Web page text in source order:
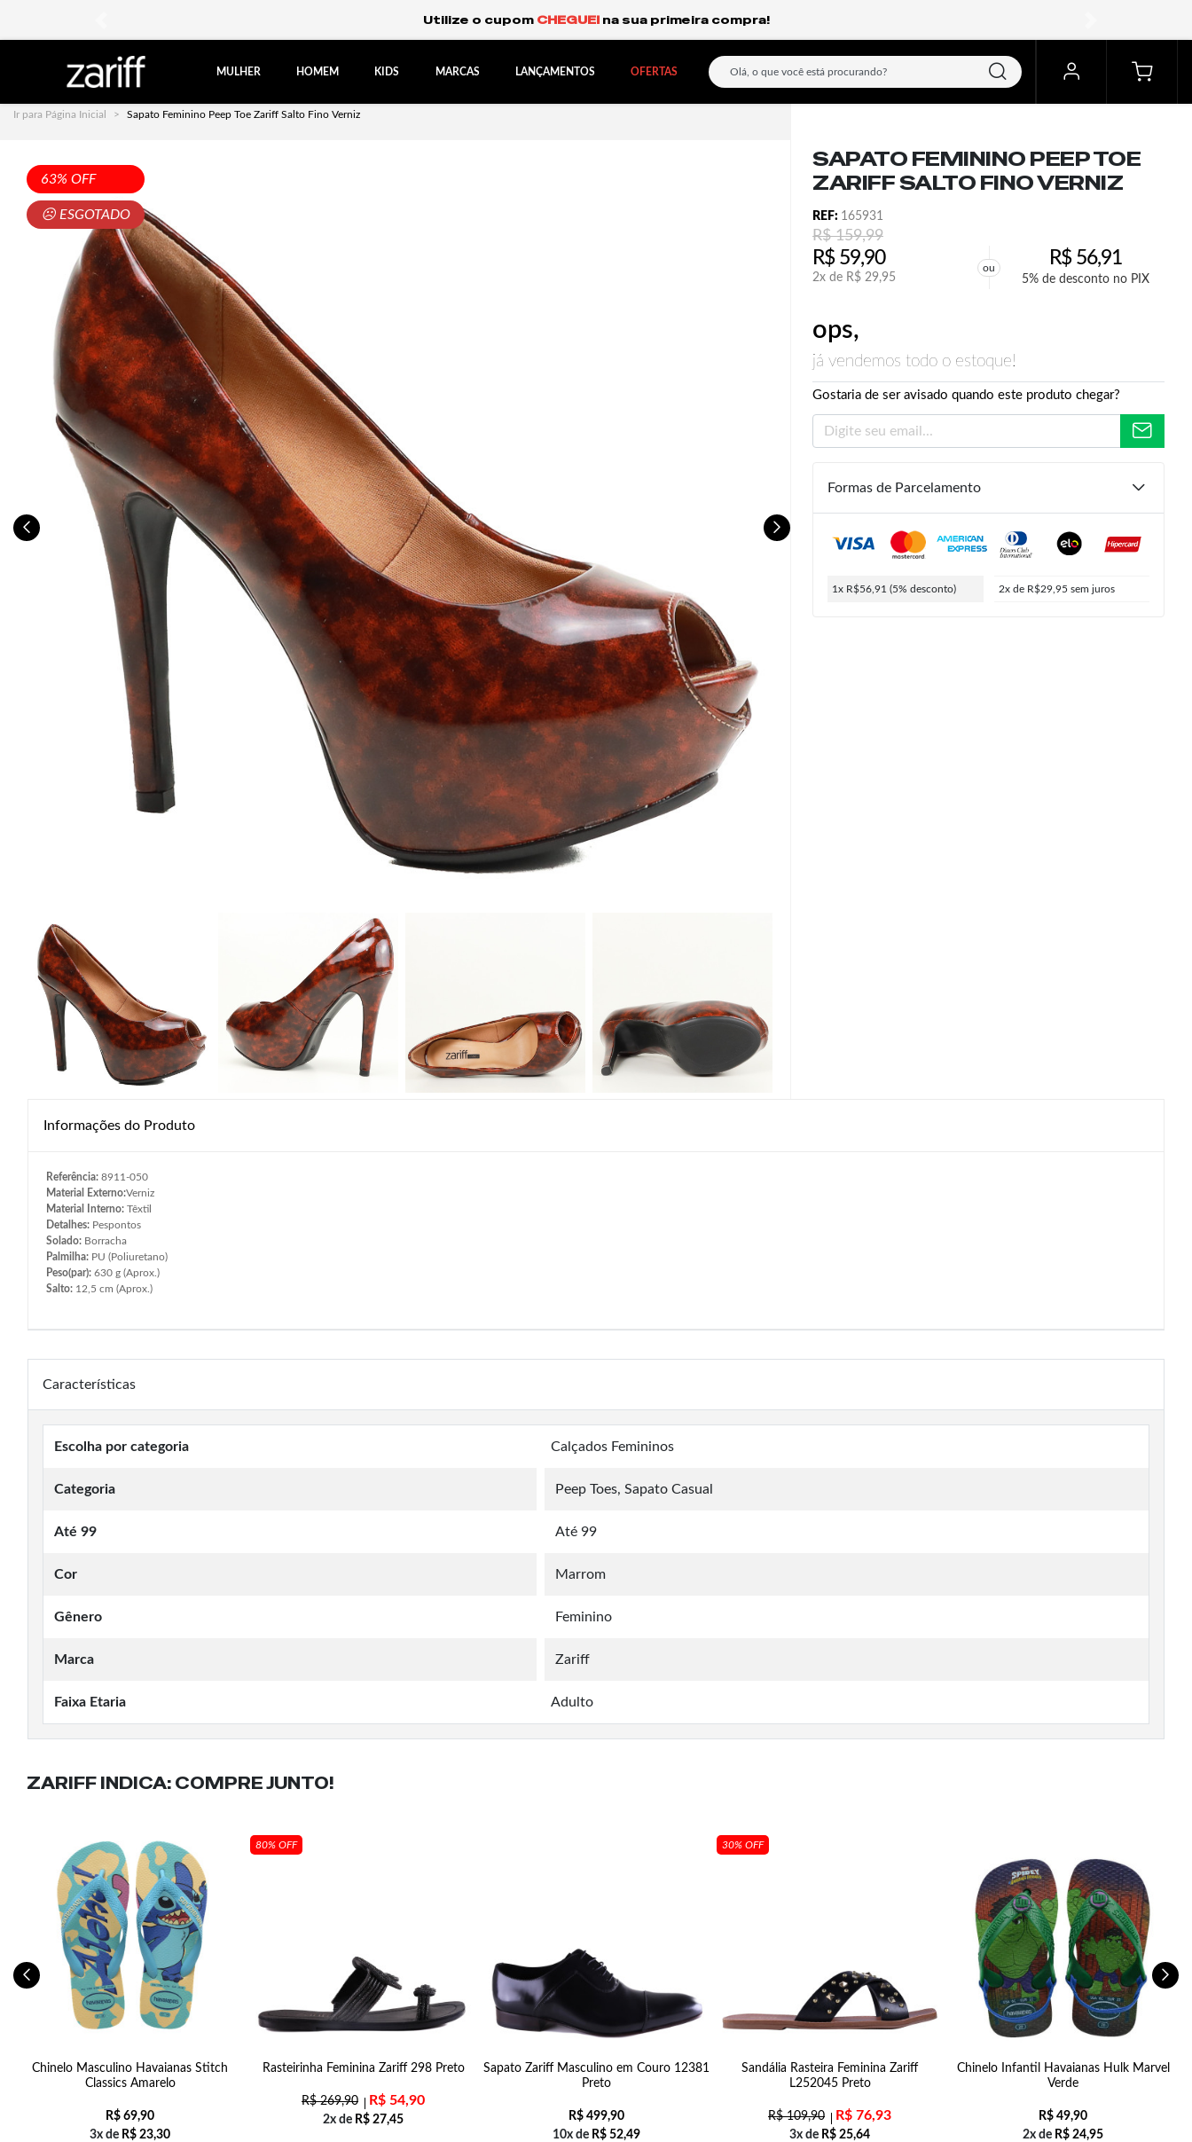
Frete Grátis Expresso para o Sul e São Paulo.
MULHER HOMEM KIDS MARCAS LANÇAMENTOS OFERTAS
Ir para Página Inicial Sapato Feminino Peep Toe Zariff Salto Fino Verniz
63% OFF
☹ ESGOTADO
SAPATO FEMININO PEEP TOE
ZARIFF SALTO FINO VERNIZ
REF: 165931
R$159,99
R$59,90
2x de R$ 29,95
ou R$56,91
5% de desconto no PIX
ops,
já vendemos todo o estoque!
Gostaria de ser avisado quando este produto chegar?
159,99
R$ 29,95
56,91
5% de desconto no PIX
Formas de Parcelamento
1x R$56,91 (5% desconto) 2x de R$29,95 sem juros
Informações do Produto
Referência: 8911-050
Material Externo:Verniz
Material Interno: Têxtil
Detalhes: Pespontos
Solado: Borracha
Palmilha: PU (Poliuretano)
Peso(par): 630 g (Aprox.)
Salto: 12,5 cm (Aprox.)
Características
Escolha por categoria Calçados Femininos
Categoria Peep Toes, Sapato Casual
Até 99 Até 99
Cor Marrom
Gênero Feminino
Marca Zariff
Faixa Etaria Adulto
ZARIFF INDICA: COMPRE JUNTO!
Chinelo Masculino Havaianas Stitch
Classics Amarelo
R$ 69,90
3x de R$ 23,30
80% OFF
Rasteirinha Feminina Zariff 298 Preto
R$269,90 R$ 54,90
2x de R$ 27,45
Sapato Zariff Masculino em Couro 12381
Preto
R$ 499,90
10x de R$ 52,49
30% OFF
Sandália Rasteira Feminina Zariff
L252045 Preto
R$109,90 R$ 76,93
3x de R$ 25,64
Chinelo Infantil Havaianas Hulk Marvel
Verde
R$ 49,90
2x de R$ 24,95